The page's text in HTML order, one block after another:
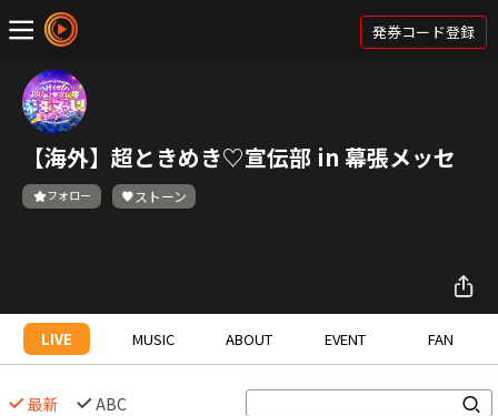
発券コード登録
【海外】超ときめき♡宣伝部 in 幕張メッセ
フォロー ストーン
LIVE MUSIC ABOUT EVENT FAN
最新 ABC